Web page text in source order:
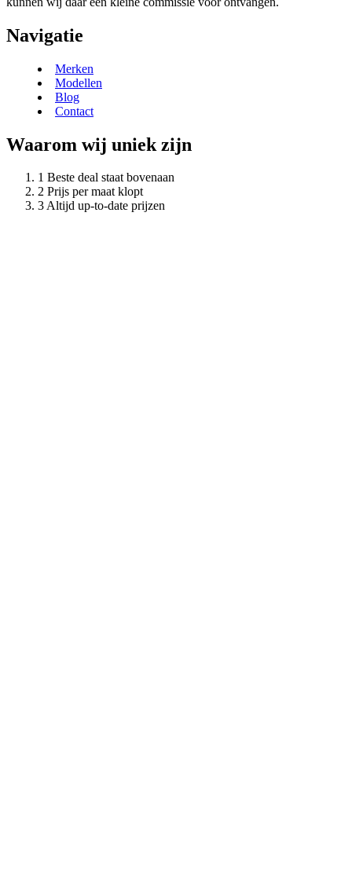
Navigatie
Merken
Modellen
Blog
Contact
Waarom wij uniek zijn
Beste deal staat bovenaan
Prijs per maat klopt
Altijd up-to-date prijzen